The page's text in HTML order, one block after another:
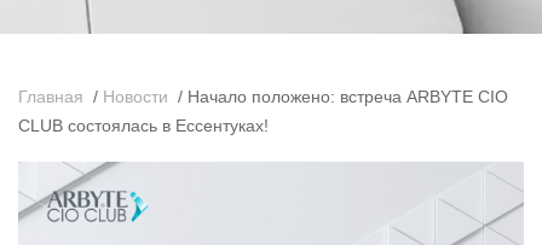
Главная / Новости / Начало положено: встреча ARBYTE CIO
CLUB состоялась в Ессентуках!